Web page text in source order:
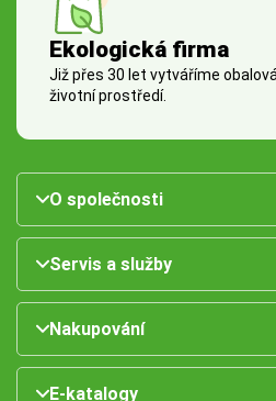
Ekologická firma
Již přes 30 let vytváříme
životní prostředí.
O společnosti
Servis a služby
Nakupování
E-katalogy